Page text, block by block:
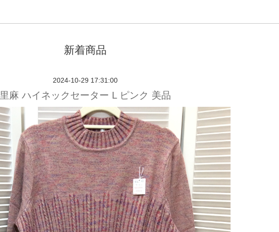
新着商品
2024-10-29 17:31:00
里麻 ハイネックセーター L ピンク 美品